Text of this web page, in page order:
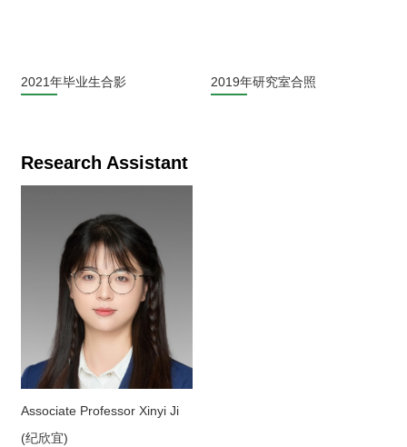
2021年毕业生合影 2019年研究室合照
Research Assistant
Associate Professor Xinyi Ji
(纪欣宜)